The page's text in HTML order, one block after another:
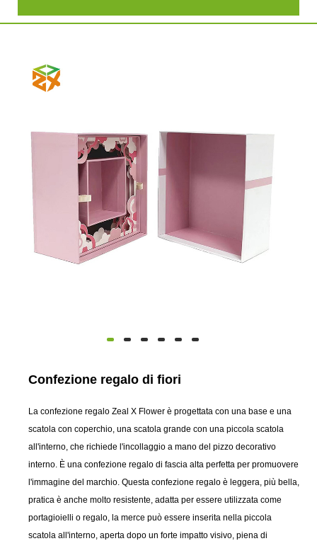
Confezione regalo di fiori
La confezione regalo Zeal X Flower è progettata con una base e una
scatola con coperchio, una scatola grande con una piccola scatola
all'interno, che richiede l'incollaggio a mano del pizzo decorativo
interno. È una confezione regalo di fascia alta perfetta per promuovere
l'immagine del marchio. Questa confezione regalo è leggera, più bella,
pratica è anche molto resistente, adatta per essere utilizzata come
portagioielli o regalo, la merce può essere inserita nella piccola
scatola all'interno, aperta dopo un forte impatto visivo, piena di